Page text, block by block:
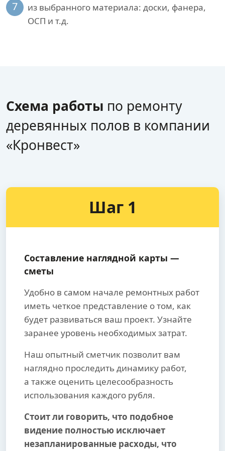
7
из выбранного материала: доски, фанера,
ОСП и т.д.
Схема работы по ремонту
деревянных полов в компании
«Кронвест»
Шаг 1
Составление наглядной карты —
сметы
Удобно в самом начале ремонтных работ
иметь четкое представление о том, как
будет развиваться ваш проект. Узнайте
заранее уровень необходимых затрат.
Наш опытный сметчик позволит вам
наглядно проследить динамику работ,
а также оценить целесообразность
использования каждого рубля.
Стоит ли говорить, что подобное
видение полностью исключает
незапланированные расходы, что